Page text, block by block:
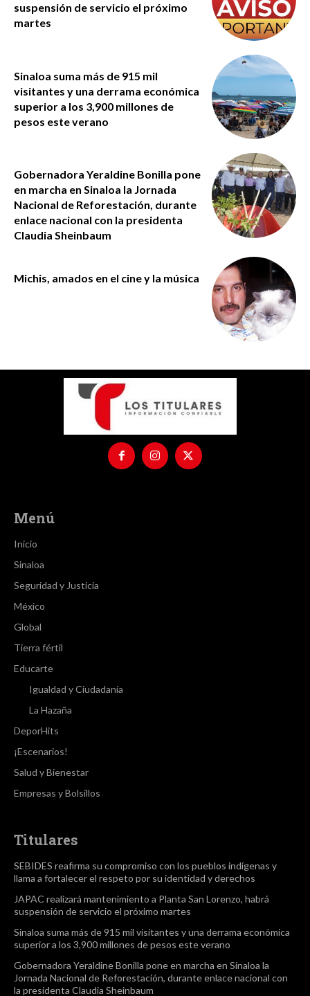
suspensión de servicio el próximo
martes
Sinaloa suma más de 915 mil
visitantes y una derrama económica
superior a los 3,900 millones de
pesos este verano
Gobernadora Yeraldine Bonilla pone
en marcha en Sinaloa la Jornada
Nacional de Reforestación, durante
enlace nacional con la presidenta
Claudia Sheinbaum
Michis, amados en el cine y la música
Menú
Inicio
Sinaloa
Seguridad y Justicia
México
Global
Tierra fértil
Educarte
Igualdad y Ciudadanía
La Hazaña
DeporHits
¡Escenarios!
Salud y Bienestar
Empresas y Bolsillos
Titulares
SEBIDES reafirma su compromiso con los pueblos indígenas y
llama a fortalecer el respeto por su identidad y derechos
JAPAC realizará mantenimiento a Planta San Lorenzo, habrá
suspensión de servicio el próximo martes
Sinaloa suma más de 915 mil visitantes y una derrama económica
superior a los 3,900 millones de pesos este verano
Gobernadora Yeraldine Bonilla pone en marcha en Sinaloa la
Jornada Nacional de Reforestación, durante enlace nacional con
la presidenta Claudia Sheinbaum